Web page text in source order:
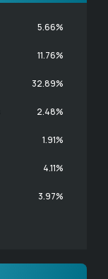
5.66%
11.76%
32.89%
2.48%
1.91%
4.11%
3.97%